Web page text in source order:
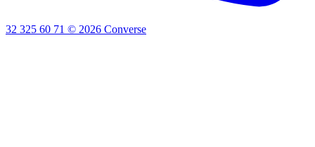
32 325 60 71 © 2026 Converse